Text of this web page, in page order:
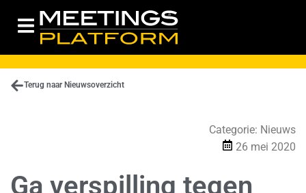
Terug naar Nieuwsoverzicht
Categorie: Nieuws
26 mei 2020
Ga verspilling tegen